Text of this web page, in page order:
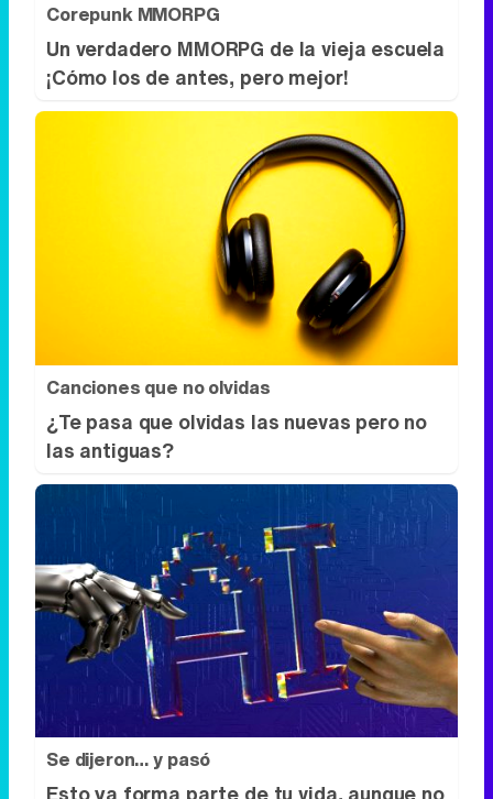
Canciones que no olvidas
¿Te pasa que olvidas las nuevas pero no
Se dijeron… y pasó
Esto ya forma parte de tu vida, aunque no
lo notes